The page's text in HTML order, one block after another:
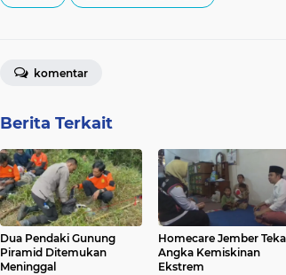
komentar
Berita Terkait
Dua Pendaki Gunung
Piramid Ditemukan
Meninggal
Homecare Jember
Angka Kemiskinan
Ekstrem